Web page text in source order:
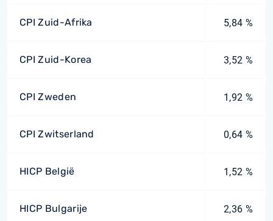
CPI Zuid-Afrika 5,84 %
CPI Zuid-Korea 3,52 %
CPI Zweden 1,92 %
CPI Zwitserland 0,64 %
HICP België 1,52 %
HICP Bulgarije 2,36 %